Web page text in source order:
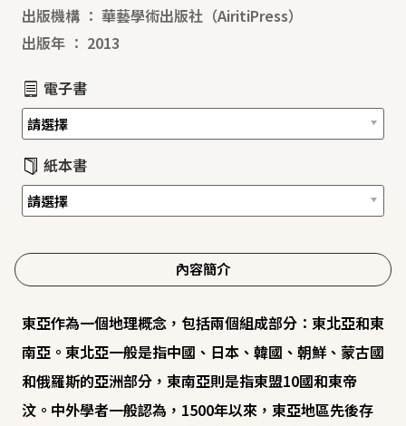
出版機構 ： 華藝學術出版社（AiritiPress）
出版年 ： 2013
電子書
紙本書
內容簡介
東亞作為一個地理概念，包括兩個組成部分：東北亞和東
南亞。東北亞一般是指中國、日本、韓國、朝鮮、蒙古國
和俄羅斯的亞洲部分，東南亞則是指東盟10國和東帝
汶。中外學者一般認為，1500年以來，東亞地區先後存